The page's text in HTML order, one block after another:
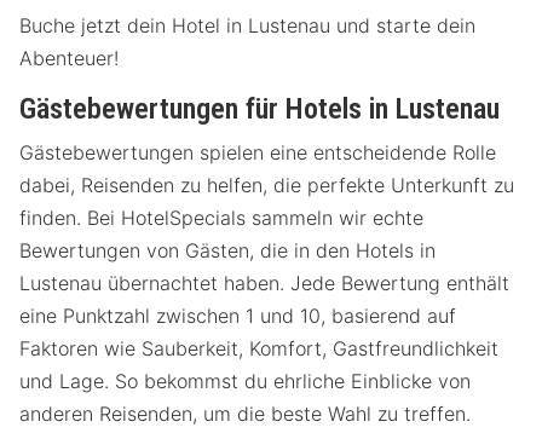
Buche jetzt dein Hotel in Lustenau und starte dein
Abenteuer!
Gästebewertungen für Hotels in Lustenau
Gästebewertungen spielen eine entscheidende Rolle
dabei, Reisenden zu helfen, die perfekte Unterkunft zu
finden. Bei HotelSpecials sammeln wir echte
Bewertungen von Gästen, die in den Hotels in
Lustenau übernachtet haben. Jede Bewertung enthält
eine Punktzahl zwischen 1 und 10, basierend auf
Faktoren wie Sauberkeit, Komfort, Gastfreundlichkeit
und Lage. So bekommst du ehrliche Einblicke von
anderen Reisenden, um die beste Wahl zu treffen.